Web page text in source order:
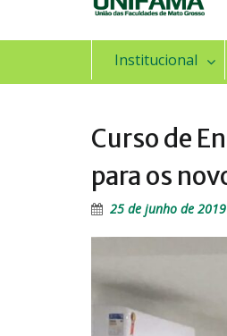
Institucional
Curso de
para os
25 de junho de 2019